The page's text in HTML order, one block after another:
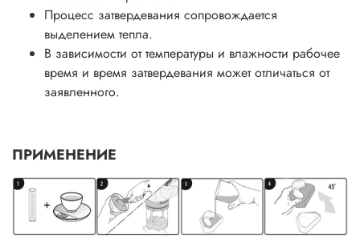
Процесс затвердевания сопровождается
выделением тепла.
В зависимости от температуры и влажности рабочее
время и время затвердевания может отличаться от
заявленного.
ПРИМЕНЕНИЕ